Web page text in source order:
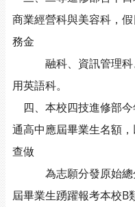
商業經營科與美容科，
務金
融科、資訊管理科、
用英語科。
四、本校四技進修部
通高中應屆畢業生名額
查做
為志願分發原始總分
屆畢業生踴躍報考本校B